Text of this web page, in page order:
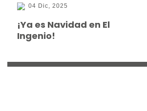
04 Dic, 2025
¡Ya es Navidad en El
Ingenio!